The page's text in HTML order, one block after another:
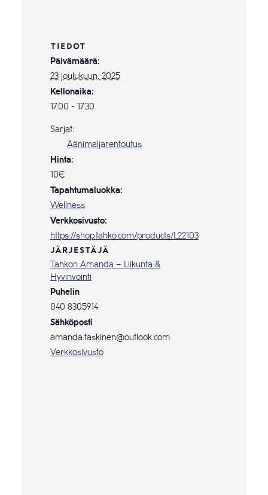
TIEDOT
Päivämäärä:
23 joulukuun, 2025
Kellonaika:
17:00 - 17:30
Sarjat:
Äänimaljarentoutus
Hinta:
10€
Tapahtumaluokka:
Wellness
Verkkosivusto:
https://shop.tahko.com/products/L22103
JÄRJESTÄJÄ
Tahkon Amanda – Liikunta &
Hyvinvointi
Puhelin
040 8305914
Sähköposti
amanda.taskinen@outlook.com
Verkkosivusto